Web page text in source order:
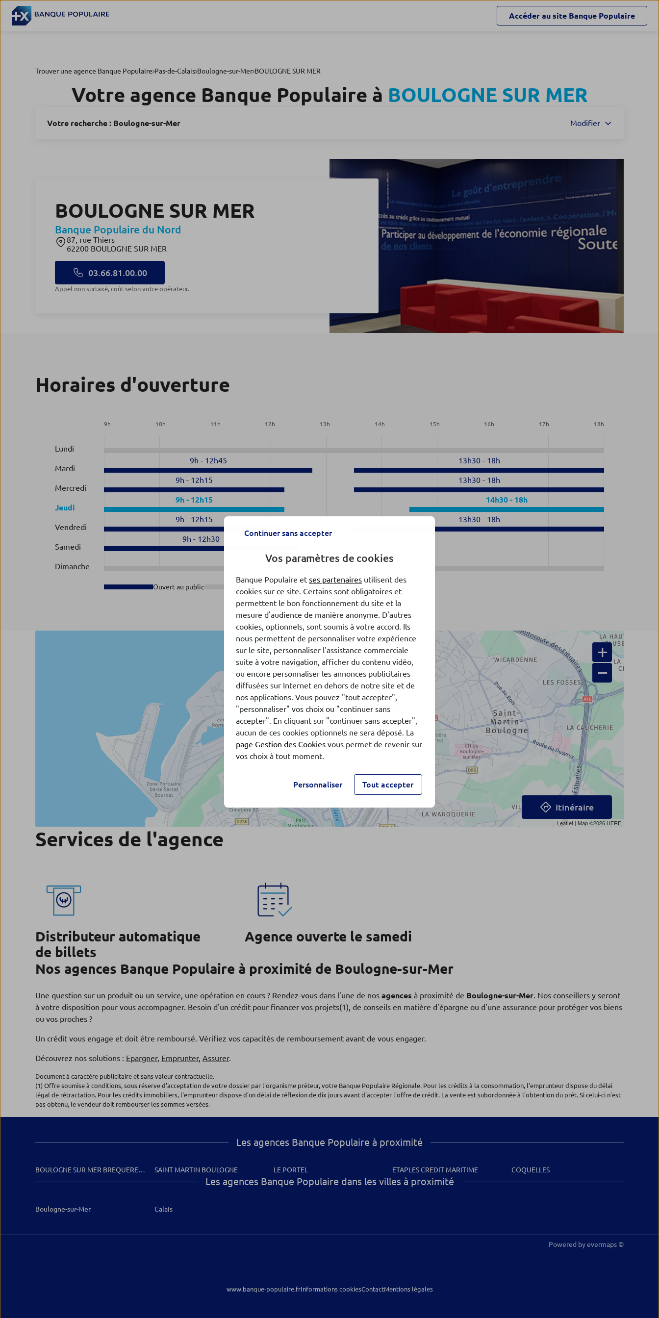
Accéder au site Banque Populaire
Trouver une agence Banque Populaire Pas-de-Calais Boulogne-sur-Mer BOULOGNE SUR MER
Votre agence Banque Populaire à BOULOGNE SUR MER
Votre recherche : Boulogne-sur-Mer Modifier
BOULOGNE SUR MER
Banque Populaire du Nord
87, rue Thiers
62200 BOULOGNE SUR MER
03.66.81.00.00
Appel non surtaxé, coût selon votre opérateur.
Horaires d'ouverture
9h 10h 11 h 12h 13h 14h 15h 16h 17h 18h
Lundi
Mardi
9h - 12h45 13h30- 18h
Mercredi
9h - 12h15 13h30- 18h
Jeudi
9h - 12h15 14h30 - 18h
Vendredi
9h - 12h15 13h30- 18h
Samedi
9h - 12h30
Dimanche
Ouvert au public
+
−
Leaflet | Map ©2026 HERE
Itinéraire
Services de l'agence
Distributeur automatique
de billets
Agence ouverte le samedi
Nos agences Banque Populaire à proximité de Boulogne-sur-Mer
Une question sur un produit ou un service, une opération en cours ? Rendez-vous dans l'une de nos agences à proximité de Boulogne-sur-Mer. Nos conseillers y seront
à votre disposition pour vous accompagner. Besoin d'un crédit pour financer vos projets(1), de conseils en matière d'épargne ou d'une assurance pour protéger vos biens
ou vos proches ?
Un crédit vous engage et doit être remboursé. Vérifiez vos capacités de remboursement avant de vous engager.
Découvrez nos solutions : Epargner, Emprunter, Assurer.
Document à caractère publicitaire et sans valeur contractuelle.
(1) Offre soumise à conditions, sous réserve d'acceptation de votre dossier par l'organisme prêteur, votre Banque Populaire Régionale. Pour les crédits à la consommation, l'emprunteur dispose du délai
légal de rétractation. Pour les crédits immobiliers, l'emprunteur dispose d'un délai de réflexion de dix jours avant d'accepter l'offre de crédit. La vente est subordonnée à l'obtention du prêt. Si celui-ci n'est
pas obtenu, le vendeur doit rembourser les sommes versées.
Les agences Banque Populaire à proximité
BOULOGNE SUR MER BREQUERECQUESAINT MARTIN BOULOGNE LE PORTEL ETAPLES CREDIT MARITIME COQUELLES
Les agences Banque Populaire dans les villes à proximité
Boulogne-sur-Mer Calais
Powered byevermaps ©
www.banque-populaire.frInformations cookiesContactMentions légales
Continuer sans accepter
Vos paramètres de cookies
Banque Populaire et ses partenaires utilisent des
cookies sur ce site. Certains sont obligatoires et
permettent le bon fonctionnement du site et la
mesure d'audience de manière anonyme. D'autres
cookies, optionnels, sont soumis à votre accord. Ils
nous permettent de personnaliser votre expérience
sur le site, personnaliser l'assistance commerciale
suite à votre navigation, afficher du contenu vidéo,
ou encore personnaliser les annonces publicitaires
diffusées sur Internet en dehors de notre site et de
nos applications. Vous pouvez "tout accepter",
"personnaliser" vos choix ou "continuer sans
accepter". En cliquant sur "continuer sans accepter",
aucun de ces cookies optionnels ne sera déposé. La
page Gestion des Cookies vous permet de revenir sur
vos choix à tout moment.
Personnaliser Tout accepter